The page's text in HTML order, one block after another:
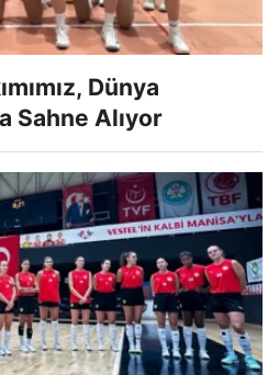
Dünya
Sahne Alıyor